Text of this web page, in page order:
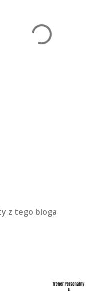
z tego bloga